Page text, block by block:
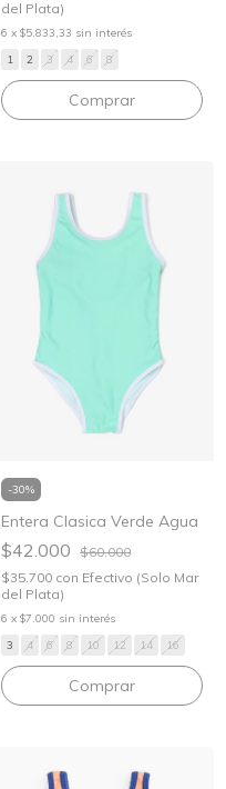
del Plata)
6 x $5.833,33 sin interés
1
2 3 4 6 8
Comprar
-30%
Entera Clasica Verde Agua
$42.000 $60.000
$35.700 con Efectivo (Solo Mar
del Plata)
6 x $7.000 sin interés
3
4 6 8 10 12 14 16
Comprar